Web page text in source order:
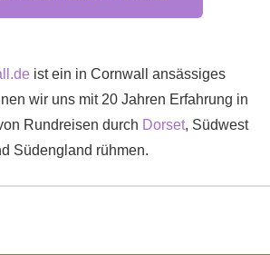
ist ein in Cornwall ansässiges
wir uns mit 20 Jahren Erfahrung in
Rundreisen durch Dorset, Südwest
Südengland rühmen.